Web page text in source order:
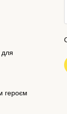
героєм